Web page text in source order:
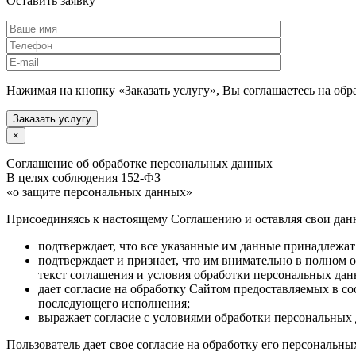
Нажимая на кнопку «Заказать услугу», Вы соглашаетесь на
Заказать услугу
×
Соглашение об обработке персональных данных
В целях соблюдения 152-ФЗ
«о защите персональных данных»
Присоединяясь к настоящему Соглашению и оставляя свои
подтверждает, что все указанные им данные
подтверждает и признает, что им внимательно в
текст соглашения и условия обработки персональных
дает согласие на обработку Сайтом предоставляемых
последующего исполнения;
выражает согласие с условиями обработки
Пользователь дает свое согласие на обработку его